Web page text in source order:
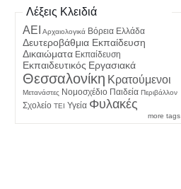
Λέξεις Κλειδιά
ΑΕΙ
Αρχαιολογικά Βόρεια Ελλάδα
Δευτεροβάθμια Εκπαίδευση
Δικαιώματα Εκπαίδευση
Εκπαιδευτικός Εργασιακά
Θεσσαλονίκη Κρατούμενοι
Μετανάστες Νομοσχέδιο Παιδεία Περιβάλλον
Σχολείο ΤΕΙ Υγεία Φυλακές
more tags